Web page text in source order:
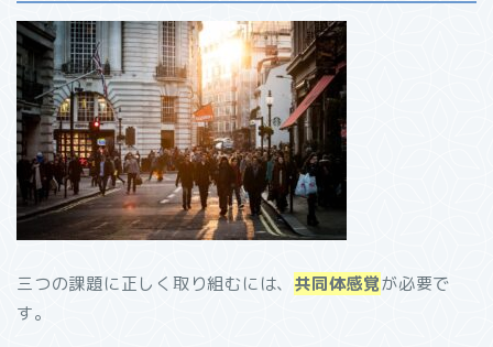
三つの課題に正しく取り組むには、 共同体感覚が必要で
す。